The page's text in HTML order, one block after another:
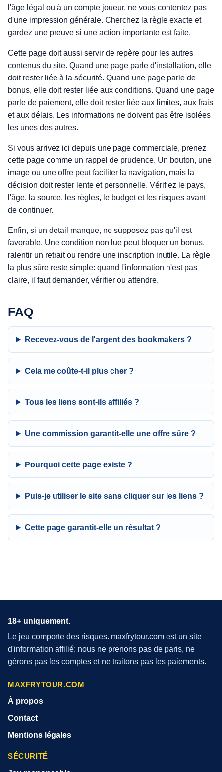
l'âge légal ou à un compte joueur, ne vous contentez pas
d'une impression générale. Cherchez la règle exacte et
gardez une preuve si une action importante est faite.
Cette page doit aussi servir de repère pour les autres
contenus du site. Quand une page parle d'installation, elle
doit rester liée à la sécurité. Quand une page parle de
bonus, elle doit rester liée aux conditions. Quand une page
parle de paiement, elle doit rester liée aux limites, aux frais
et aux délais. Les informations ne doivent pas être isolées
les unes des autres.
Si vous arrivez ici depuis une page commerciale, prenez
cette page comme un rappel de prudence. Un bouton, une
image ou une offre peut faciliter la navigation, mais la
décision doit rester lente et personnelle. Vérifiez le pays,
l'âge, la source, les règles, le budget et les risques avant
de continuer.
Enfin, si un détail manque, ne supposez pas qu'il est
favorable. Une condition non lue peut bloquer un bonus,
ralentir un retrait ou rendre une inscription inutile. La règle
la plus sûre reste simple: quand l'information n'est pas
claire, il faut demander, vérifier ou attendre.
FAQ
Recevez-vous de l'argent des bookmakers ?
Cela me coûte-t-il plus cher ?
Tous les liens sont-ils affiliés ?
Une commission garantit-elle une offre sûre ?
Pourquoi cette page existe ?
Puis-je utiliser le site sans cliquer sur les liens ?
Cette page garantit-elle un résultat ?
18+ uniquement.
Le jeu comporte des risques. maxfrytour.com est un site
d'information affilié: nous ne prenons pas de paris, ne
gérons pas les comptes et ne traitons pas les paiements.
MAXFRYTOUR.COM
À propos
Contact
Mentions légales
SÉCURITÉ